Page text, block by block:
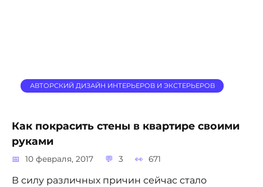
АВТОРСКИЙ ДИЗАЙН ИНТЕРЬЕРОВ И ЭКСТЕРЬЕРОВ
Как покрасить стены в квартире своими
руками
10 февраля, 2017 3 671
В силу различных причин сейчас стало